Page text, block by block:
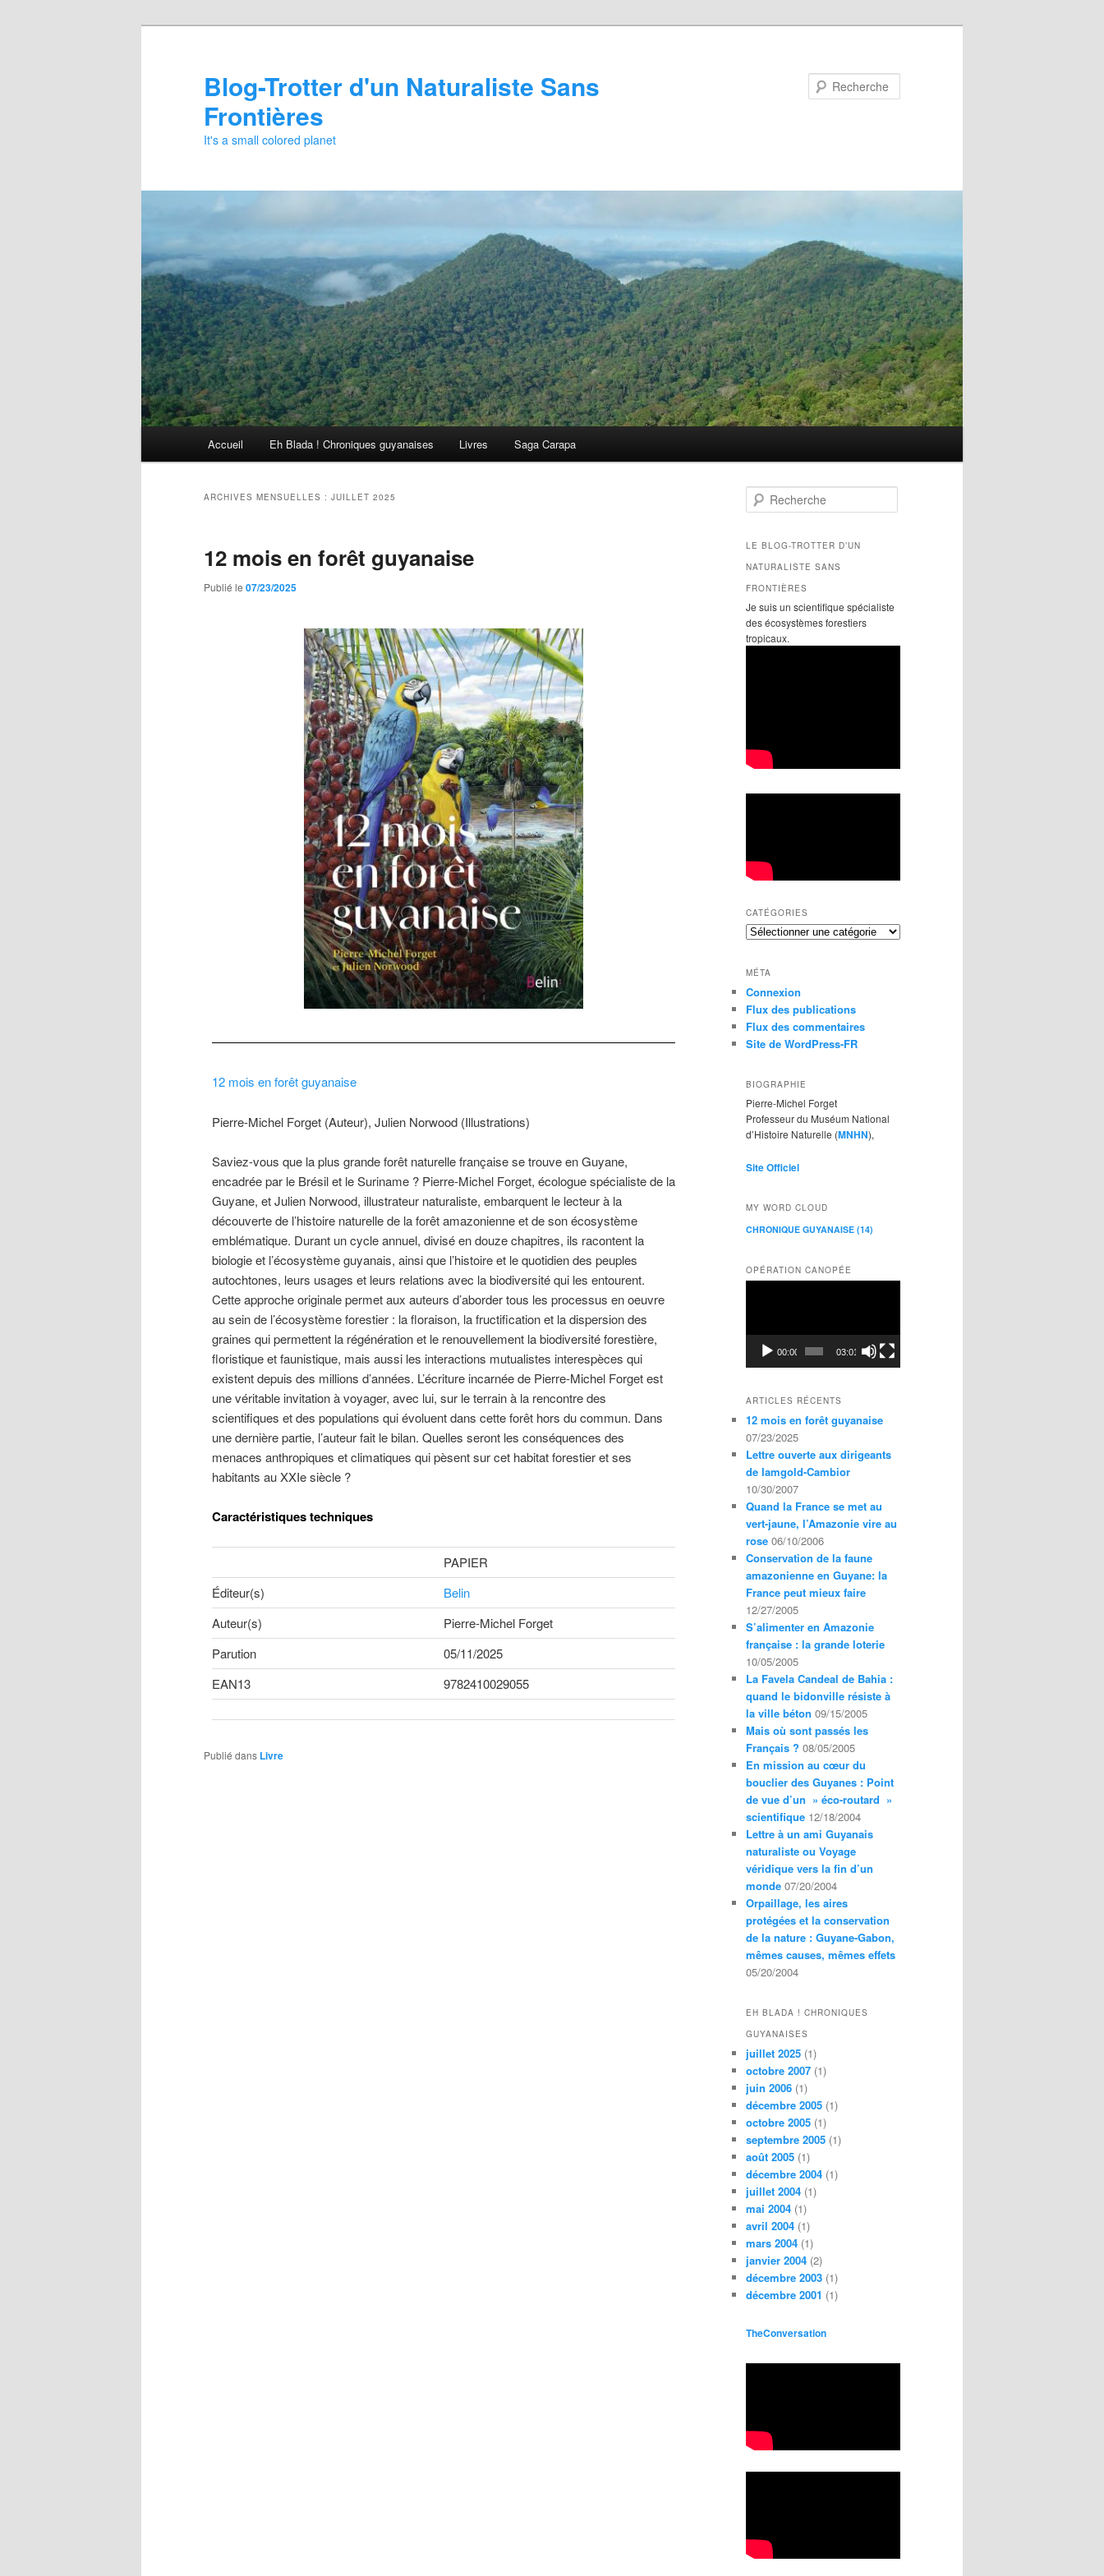
Blog-Trotter d'un Naturaliste Sans
Frontières
It's a small colored planet
Accueil Eh Blada ! Chroniques guyanaises Livres Saga Carapa
ARCHIVES MENSUELLES : JUILLET 2025
12 mois en forêt guyanaise
Publié le 07/23/2025
12 mois en forêt guyanaise
Pierre-Michel Forget (Auteur), Julien Norwood (Illustrations)
Saviez-vous que la plus grande forêt naturelle française se trouve en Guyane,
encadrée par le Brésil et le Suriname ? Pierre-Michel Forget, écologue spécialiste de la
Guyane, et Julien Norwood, illustrateur naturaliste, embarquent le lecteur à la
découverte de l’histoire naturelle de la forêt amazonienne et de son écosystème
emblématique. Durant un cycle annuel, divisé en douze chapitres, ils racontent la
biologie et l’écosystème guyanais, ainsi que l’histoire et le quotidien des peuples
autochtones, leurs usages et leurs relations avec la biodiversité qui les entourent.
Cette approche originale permet aux auteurs d’aborder tous les processus en oeuvre
au sein de l’écosystème forestier : la floraison, la fructification et la dispersion des
graines qui permettent la régénération et le renouvellement la biodiversité forestière,
floristique et faunistique, mais aussi les interactions mutualistes interespèces qui
existent depuis des millions d’années. L’écriture incarnée de Pierre-Michel Forget est
une véritable invitation à voyager, avec lui, sur le terrain à la rencontre des
scientifiques et des populations qui évoluent dans cette forêt hors du commun. Dans
une dernière partie, l’auteur fait le bilan. Quelles seront les conséquences des
menaces anthropiques et climatiques qui pèsent sur cet habitat forestier et ses
habitants au XXIe siècle ?
Caractéristiques techniques
PAPIER
Éditeur(s)
Belin
Auteur(s)
Pierre-Michel Forget
Parution
05/11/2025
EAN13
9782410029055
Publié dans Livre
e
h
r
c
h
e
LE BLOG-TROTTER D’UN
NATURALISTE SANS
FRONTIÈRES
Je suis un scientifique spécialiste
des écosystèmes forestiers
tropicaux.
CATÉGORIES
MÉTA
Connexion
Flux des publications
Flux des commentaires
Site de WordPress-FR
BIOGRAPHIE
Pierre-Michel Forget
Professeur du Muséum National
d’Histoire Naturelle (MNHN),
Site Officiel
MY WORD CLOUD
CHRONIQUE GUYANAISE (14)
OPÉRATION CANOPÉE
00:00 03:01
ARTICLES RÉCENTS
12 mois en forêt guyanaise
07/23/2025
Lettre ouverte aux dirigeants
de Iamgold-Cambior
10/30/2007
Quand la France se met au
vert-jaune, l’Amazonie vire au
rose 06/10/2006
Conservation de la faune
amazonienne en Guyane: la
France peut mieux faire
12/27/2005
S’alimenter en Amazonie
française : la grande loterie
10/05/2005
La Favela Candeal de Bahia :
quand le bidonville résiste à
la ville béton 09/15/2005
Mais où sont passés les
Français ? 08/05/2005
En mission au cœur du
bouclier des Guyanes : Point
de vue d’un » éco-routard »
scientifique 12/18/2004
Lettre à un ami Guyanais
naturaliste ou Voyage
véridique vers la fin d’un
monde 07/20/2004
Orpaillage, les aires
protégées et la conservation
de la nature : Guyane-Gabon,
mêmes causes, mêmes effets
05/20/2004
EH BLADA ! CHRONIQUES
GUYANAISES
juillet 2025 (1)
octobre 2007 (1)
juin 2006 (1)
décembre 2005 (1)
octobre 2005 (1)
septembre 2005 (1)
août 2005 (1)
décembre 2004 (1)
juillet 2004 (1)
mai 2004 (1)
avril 2004 (1)
mars 2004 (1)
janvier 2004 (2)
décembre 2003 (1)
décembre 2001 (1)
TheConversation